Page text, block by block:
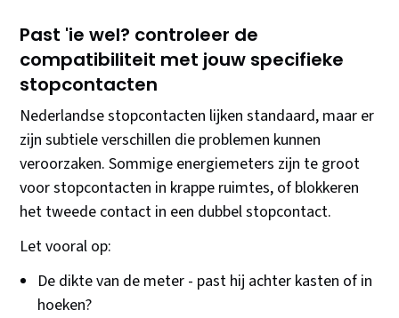
Past 'ie wel? controleer de
compatibiliteit met jouw specifieke
stopcontacten
Nederlandse stopcontacten lijken standaard, maar er
zijn subtiele verschillen die problemen kunnen
veroorzaken. Sommige energiemeters zijn te groot
voor stopcontacten in krappe ruimtes, of blokkeren
het tweede contact in een dubbel stopcontact.
Let vooral op:
De dikte van de meter - past hij achter kasten of in
hoeken?